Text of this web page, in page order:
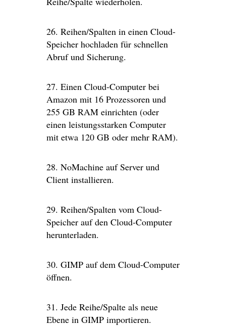
26. Reihen/Spalten in einen Cloud-
Speicher hochladen für schnellen
Abruf und Sicherung.
27. Einen Cloud-Computer bei
Amazon mit 16 Prozessoren und
255 GB RAM einrichten (oder
einen leistungsstarken Computer
mit etwa 120 GB oder mehr RAM).
28. NoMachine auf Server und
Client installieren.
29. Reihen/Spalten vom Cloud-
Speicher auf den Cloud-Computer
herunterladen.
30. GIMP auf dem Cloud-Computer
öffnen.
31. Jede Reihe/Spalte als neue
Ebene in GIMP importieren.